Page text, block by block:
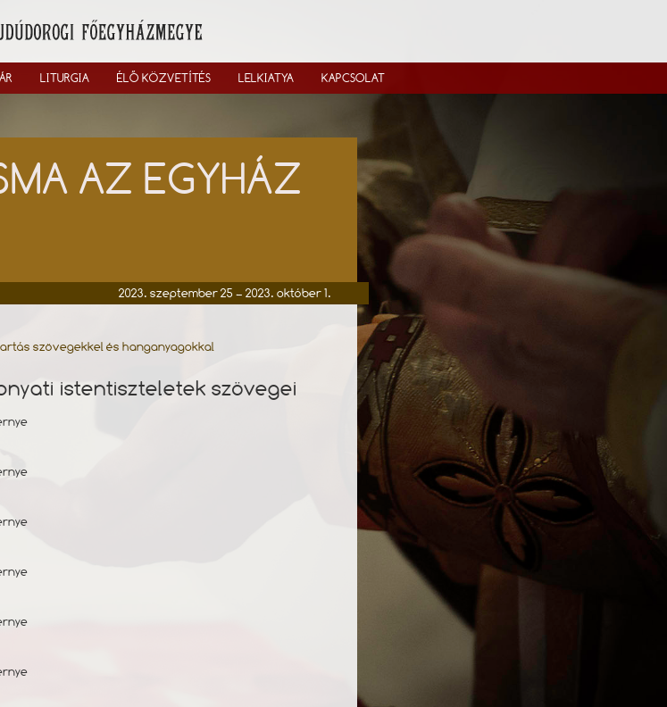
LITURGIA ÉLŐ KÖZVETÍTÉS LELKIATYA KAPCSOLAT
AZ EGYHÁZ
2023. szeptember 25 – 2023. október 1.
szövegekkel és hanganyagokkal
istentiszteletek szövegei